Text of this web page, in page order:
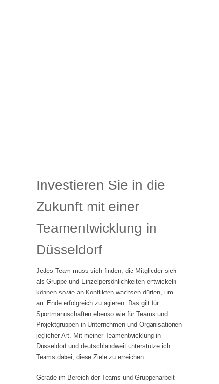
Investieren Sie in die
Zukunft mit einer
Teamentwicklung in
Düsseldorf
Jedes Team muss sich finden, die Mitglieder sich
als Gruppe und Einzelpersönlichkeiten entwickeln
können sowie an Konflikten wachsen dürfen, um
am Ende erfolgreich zu agieren. Das gilt für
Sportmannschaften ebenso wie für Teams und
Projektgruppen in Unternehmen und Organisationen
jeglicher Art. Mit meiner Teamentwicklung in
Düsseldorf und deutschlandweit unterstütze ich
Teams dabei, diese Ziele zu erreichen.
Gerade im Bereich der Teams und Gruppenarbeit